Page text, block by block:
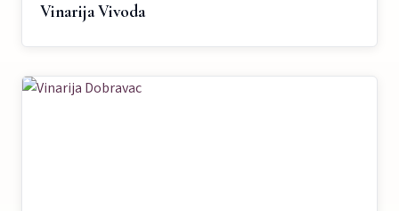
Vinarija Vivoda